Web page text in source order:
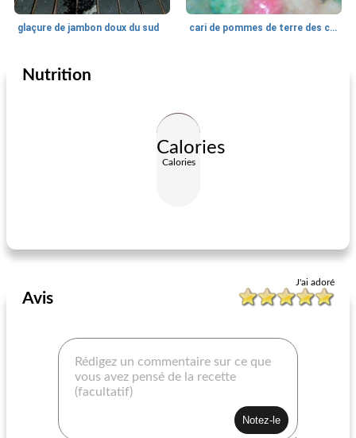
glaçure de jambon doux du sud cari de pommes de terre des caraïbes
Plat d'accompagnement
Nutrition
Calories
Calories
J'ai adoré
Avis